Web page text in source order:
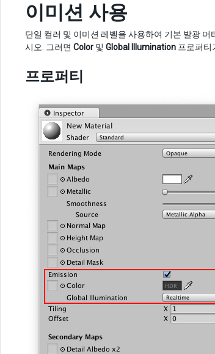
이미션 사용
단일 컬러 및 이미션 레벨을 사용하여 기본 발광
시오. 그러면 Color 및 Global Illumination 프로퍼티
프로퍼티